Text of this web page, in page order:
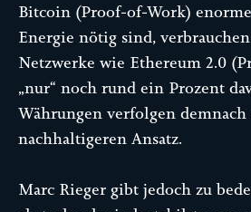
Bitcoin (Proof-of-Work)
Energie nötig sind,
Netzwerke wie Ethereum 2.0
„nur“ noch rund ein Prozent
Währungen verfolgen
nachhaltigeren Ansatz.
Marc Rieger gibt jedoch zu